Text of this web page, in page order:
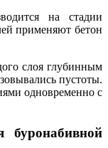
на стадии
применяют бетон
слоя глубинным
пустоты.
одновременно с
буронабивной